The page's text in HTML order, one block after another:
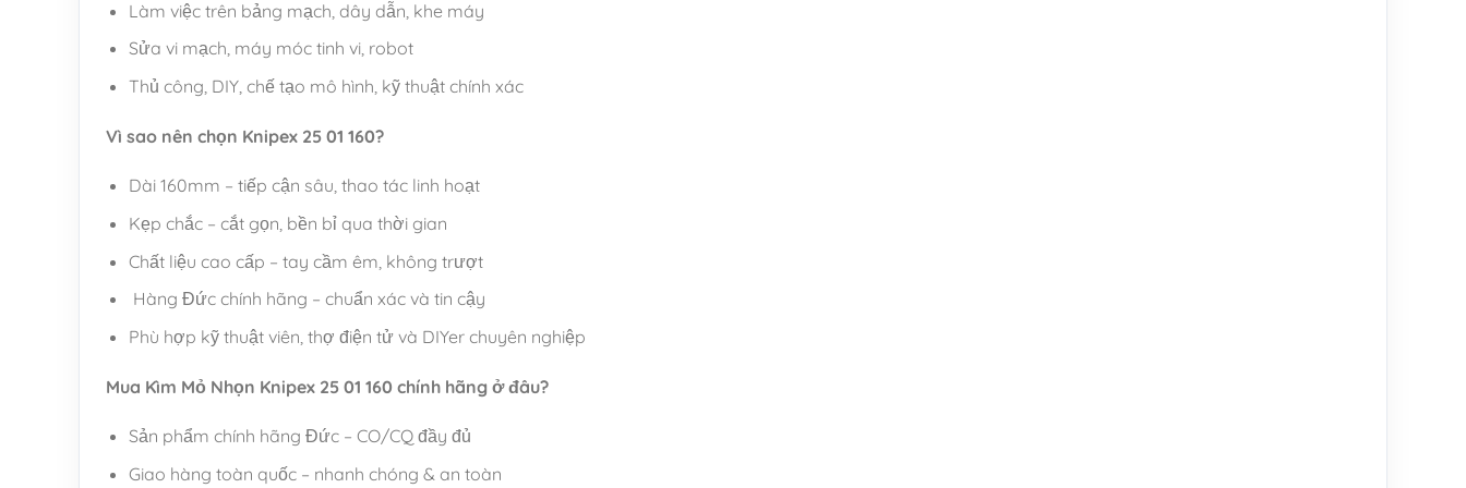
Làm việc trên bảng mạch, dây dẫn, khe máy
Sửa vi mạch, máy móc tinh vi, robot
Thủ công, DIY, chế tạo mô hình, kỹ thuật chính xác
Vì sao nên chọn Knipex 25 01 160?
Dài 160mm – tiếp cận sâu, thao tác linh hoạt
Kẹp chắc – cắt gọn, bền bỉ qua thời gian
Chất liệu cao cấp – tay cầm êm, không trượt
Hàng Đức chính hãng – chuẩn xác và tin cậy
Phù hợp kỹ thuật viên, thợ điện tử và DIYer chuyên nghiệp
Mua Kìm Mỏ Nhọn Knipex 25 01 160 chính hãng ở đâu?
Sản phẩm chính hãng Đức – CO/CQ đầy đủ
Giao hàng toàn quốc – nhanh chóng & an toàn